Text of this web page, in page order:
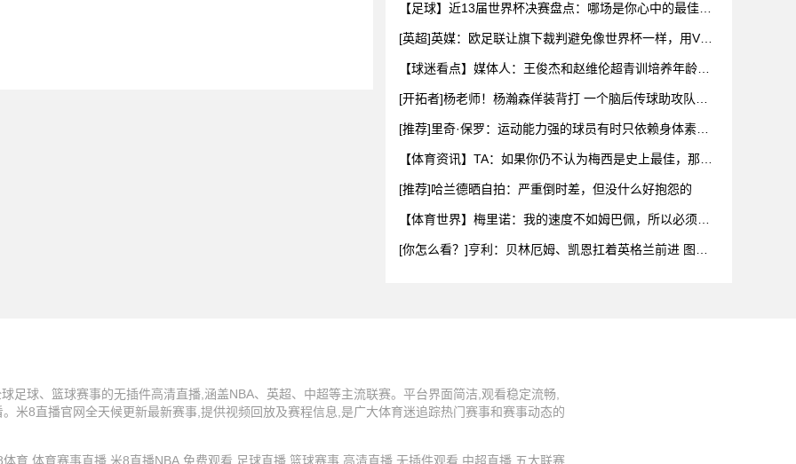
【足球】近13届世界杯决赛盘点：哪场是你心中的最佳？2
[英超]英媒：欧足联让旗下裁判避免像世界杯一样，用VAR
【球迷看点】媒体人：王俊杰和赵维伦超青训培养年龄限
[开拓者]杨老师！杨瀚森佯装背打 一个脑后传球助攻队友
[推荐]里奇·保罗：运动能力强的球员有时只依赖身体素质
【体育资讯】TA：如果你仍不认为梅西是史上最佳，那么
[推荐]哈兰德晒自拍：严重倒时差，但没什么好抱怨的
【体育世界】梅里诺：我的速度不如姆巴佩，所以必须找
[你怎么看？]亨利：贝林厄姆、凯恩扛着英格兰前进 图赫
足球、篮球赛事的无插件高清直播,涵盖NBA、英超、中超等主流联赛。平台界面简洁,观看稳定流畅,
米8直播官网全天候更新最新赛事,提供视频回放及赛程信息,是广大体育迷追踪热门赛事和赛事动态的
育,体育赛事直播,米8直播NBA,免费观看,足球直播,篮球赛事,高清直播,无插件观看,中超直播,五大联赛,